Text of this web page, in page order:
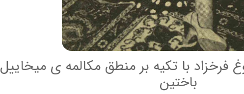
فرخزاد با تکیه بر منطق مکالمه ی میخاییل
باختین